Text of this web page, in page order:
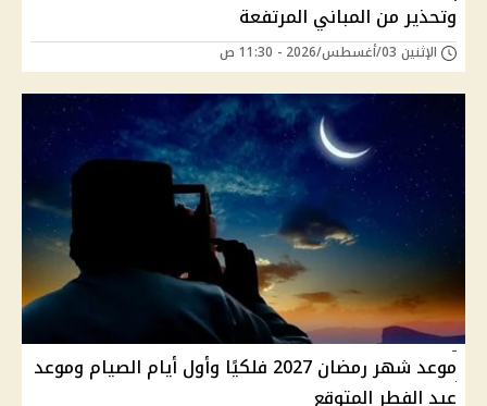
وتحذير من المباني المرتفعة
الإثنين 03/أغسطس/2026 - 11:30 ص
موعد شهر رمضان 2027 فلكيًا وأول أيام الصيام وموعد
عيد الفطر المتوقع